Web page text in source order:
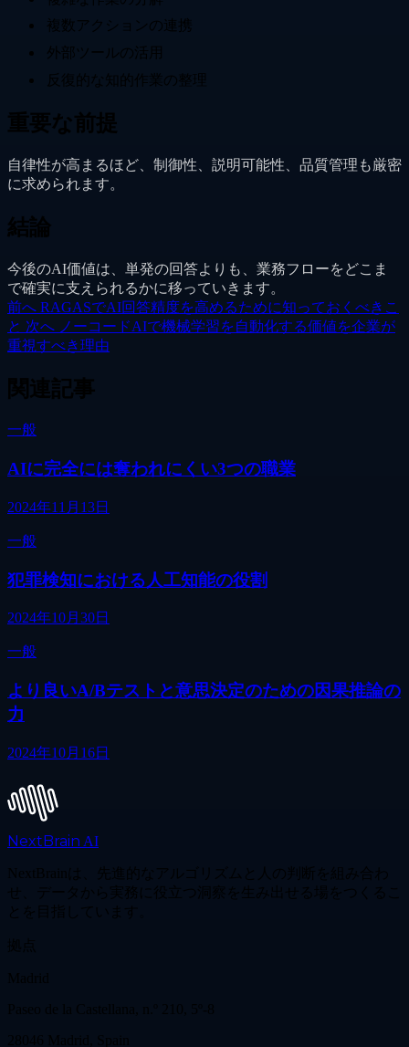
複数アクションの連携
外部ツールの活用
反復的な知的作業の整理
重要な前提
自律性が高まるほど、制御性、説明可能性、品質管理も厳密
に求められます。
結論
今後のAI価値は、単発の回答よりも、業務フローをどこま
で確実に支えられるかに移っていきます。
前へ RAGASでAI回答精度を高めるために知っておくべきこ
と 次へ ノーコードAIで機械学習を自動化する価値を企業が
重視すべき理由
関連記事
一般
AIに完全には奪われにくい3つの職業
2024年11月13日
一般
犯罪検知における人工知能の役割
2024年10月30日
一般
より良いA/Bテストと意思決定のための因果推論の
力
2024年10月16日
NextBrain AI
NextBrainは、先進的なアルゴリズムと人の判断を組み合わ
せ、データから実務に役立つ洞察を生み出せる場をつくるこ
とを目指しています。